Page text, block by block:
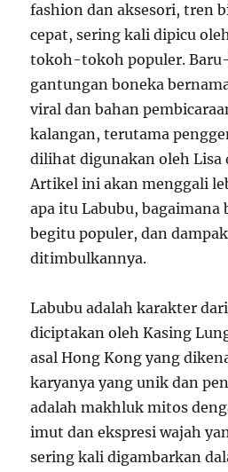
fashion dan aksesori, tren
cepat, sering kali dipicu
tokoh-tokoh populer.
gantungan boneka
viral dan bahan
kalangan, terutama
dilihat digunakan oleh Lisa
Artikel ini akan menggali
apa itu Labubu,
begitu populer, dan
ditimbulkannya.
Labubu adalah karakter
diciptakan oleh Kasing
asal Hong Kong yang
karyanya yang unik dan
adalah makhluk mitos
imut dan ekspresi wajah
sering kali digambarkan